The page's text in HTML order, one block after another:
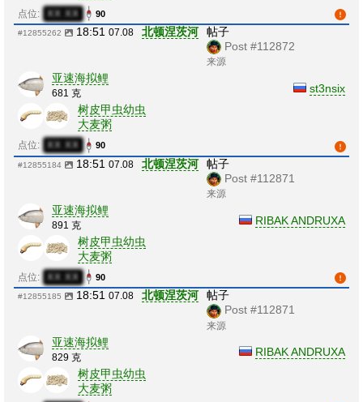
点位: XX:XX 90
#12855262 18:51 07.08 北顿涅茨河
帖子
Post #112872
来源
亚速海拟鲤
681 克
树皮甲虫幼虫
大麦粥
st3nsix
点位: XX:XX 90
#12855184 18:51 07.08 北顿涅茨河
帖子
Post #112871
来源
亚速海拟鲤
891 克
树皮甲虫幼虫
大麦粥
RIBAK ANDRUXA
点位: XX:XX 90
#12855185 18:51 07.08 北顿涅茨河
帖子
Post #112871
来源
亚速海拟鲤
829 克
树皮甲虫幼虫
大麦粥
RIBAK ANDRUXA